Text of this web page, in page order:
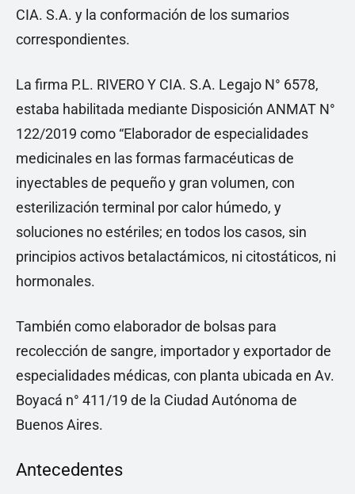
CIA. S.A. y la conformación de los sumarios
correspondientes.
La firma P.L. RIVERO Y CIA. S.A. Legajo N° 6578,
estaba habilitada mediante Disposición ANMAT N°
122/2019 como “Elaborador de especialidades
medicinales en las formas farmacéuticas de
inyectables de pequeño y gran volumen, con
esterilización terminal por calor húmedo, y
soluciones no estériles; en todos los casos, sin
principios activos betalactámicos, ni citostáticos, ni
hormonales.
También como elaborador de bolsas para
recolección de sangre, importador y exportador de
especialidades médicas, con planta ubicada en Av.
Boyacá n° 411/19 de la Ciudad Autónoma de
Buenos Aires.
Antecedentes